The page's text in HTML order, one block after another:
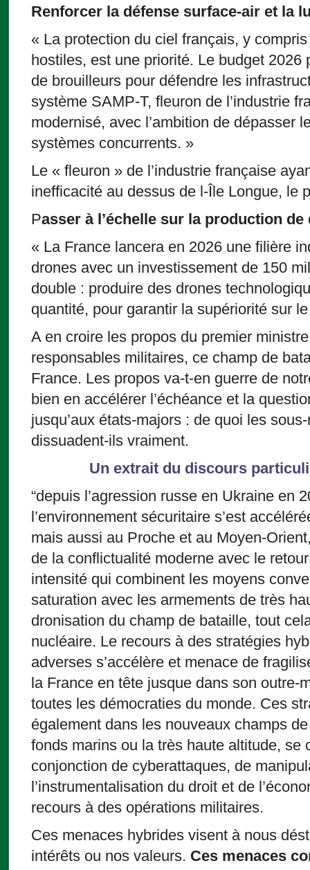
Renforcer la défense surface-air et la
« La protection du ciel français, y
hostiles, est une priorité. Le budget 2026
de brouilleurs pour défendre les
système SAMP-T, fleuron de l’industrie
modernisé, avec l’ambition de dépasser
systèmes concurrents. »
Le « fleuron » de l’industrie française
inefficacité au dessus de l-Île Longue, le
Passer à l’échelle sur la production de
« La France lancera en 2026 une filière
drones avec un investissement de 150
double : produire des drones
quantité, pour garantir la supériorité sur
A en croire les propos du premier
responsables militaires, ce champ de
France. Les propos va-t-en guerre de
bien en accélérer l’échéance et la
jusqu’aux états-majors : de quoi les
dissuadent-ils vraiment.
Un extrait du discours
“depuis l’agression russe en Ukraine en
l’environnement sécuritaire s’est
mais aussi au Proche et au Moyen-
de la conflictualité moderne avec le
intensité qui combinent les moyens
saturation avec les armements de très
dronisation du champ de bataille, tout
nucléaire. Le recours à des stratégies
adverses s’accélère et menace de
la France en tête jusque dans son outre-
toutes les démocraties du monde. Ces
également dans les nouveaux champs
fonds marins ou la très haute altitude, se
conjonction de cyberattaques, de
l’instrumentalisation du droit et de
recours à des opérations militaires.
Ces menaces hybrides visent à nous
intérêts ou nos valeurs. Ces menaces